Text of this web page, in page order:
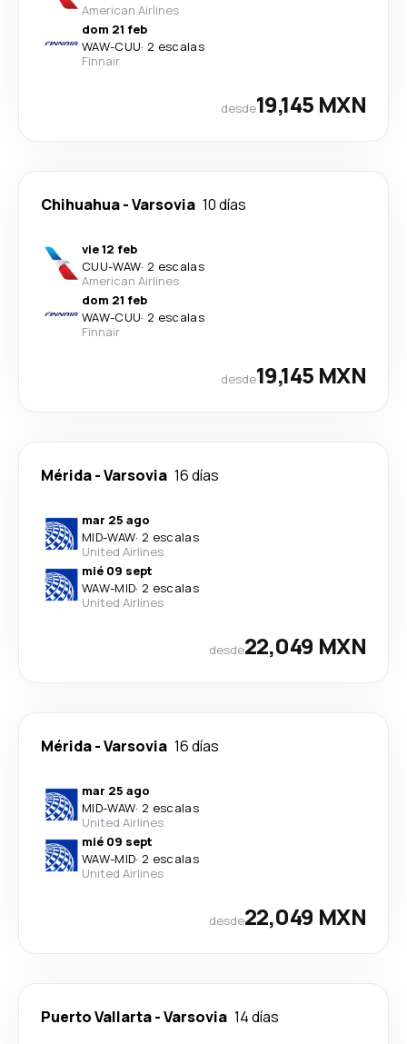
American Airlines
dom 21 feb
WAW-CUU· 2 escalas
Finnair
desde19,145 MXN
Chihuahua-Varsovia 10 días
vie 12 feb
CUU-WAW· 2 escalas
American Airlines
dom 21 feb
WAW-CUU· 2 escalas
Finnair
desde19,145 MXN
Mérida-Varsovia 16 días
mar 25 ago
MID-WAW· 2 escalas
United Airlines
mié 09 sept
WAW-MID· 2 escalas
United Airlines
desde22,049 MXN
Mérida-Varsovia 16 días
mar 25 ago
MID-WAW· 2 escalas
United Airlines
mié 09 sept
WAW-MID· 2 escalas
United Airlines
desde22,049 MXN
Puerto Vallarta-Varsovia 14 días